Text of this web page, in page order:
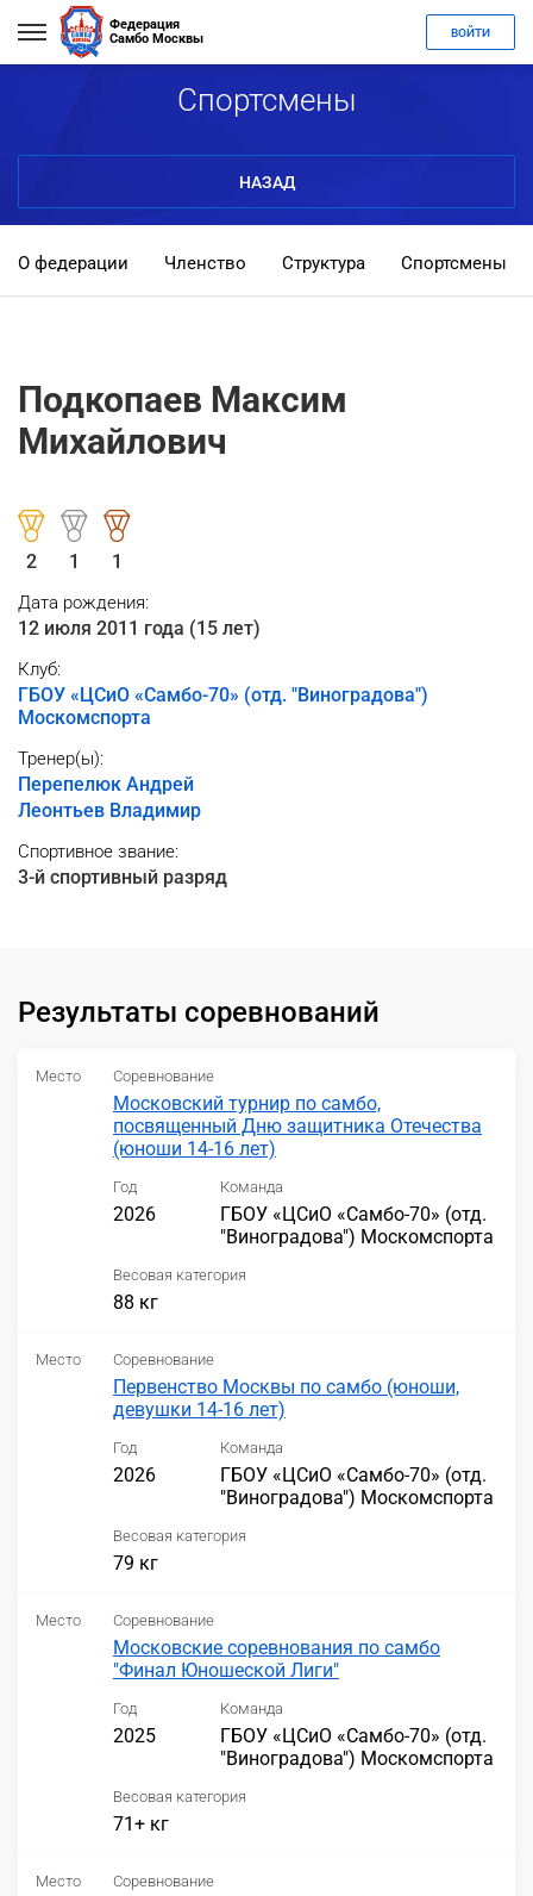
Федерация
Самбо Москвы
ВОЙТИ
Спортсмены
НАЗАД
О федерации Членство Структура Спортсмены
Подкопаев Максим
Михайлович
2 1 1
Дата рождения:
12 июля 2011 года (15 лет)
Клуб:
ГБОУ «ЦСиО «Самбо-70» (отд. "Виноградова")
Москомспорта
Тренер(ы):
Перепелюк Андрей
Леонтьев Владимир
Спортивное звание:
3-й спортивный разряд
Результаты соревнований
Место Соревнование
Московский турнир по самбо,
посвященный Дню защитника Отечества
(юноши 14-16 лет)
Год
2026
Команда
ГБОУ «ЦСиО «Самбо-70» (отд.
"Виноградова") Москомспорта
Весовая категория
88 кг
Место Соревнование
Первенство Москвы по самбо (юноши,
девушки 14-16 лет)
Год
2026
Команда
ГБОУ «ЦСиО «Самбо-70» (отд.
"Виноградова") Москомспорта
Весовая категория
79 кг
Место Соревнование
Московские соревнования по самбо
"Финал Юношеской Лиги"
Год
2025
Команда
ГБОУ «ЦСиО «Самбо-70» (отд.
"Виноградова") Москомспорта
Весовая категория
71+ кг
Место Соревнование